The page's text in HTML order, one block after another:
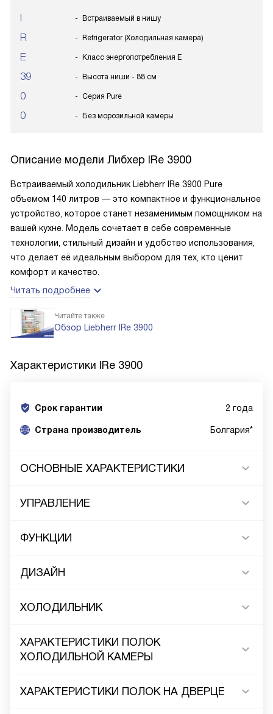
I Встраиваемый в нишу
R Refrigerator (Холодильная камера)
E Класс энергопотребления E
39 Высота ниши - 88 см
0 Серия Pure
0 Без морозильной камеры
Описание модели Либхер IRe 3900
Встраиваемый холодильник Liebherr IRe 3900 Pure
объемом 140 литров — это компактное и функциональное
устройство, которое станет незаменимым помощником на
вашей кухне. Модель сочетает в себе современные
технологии, стильный дизайн и удобство использования,
что делает её идеальным выбором для тех, кто ценит
комфорт и качество.
Читать подробнее
Читайте также
Обзор Liebherr IRe 3900
Характеристики IRe 3900
Срок гарантии 2 года
Cтрана производитель Болгария*
ОСНОВНЫЕ ХАРАКТЕРИСТИКИ
УПРАВЛЕНИЕ
ФУНКЦИИ
ДИЗАЙН
ХОЛОДИЛЬНИК
ХАРАКТЕРИСТИКИ ПОЛОК
ХОЛОДИЛЬНОЙ КАМЕРЫ
ХАРАКТЕРИСТИКИ ПОЛОК НА ДВЕРЦЕ